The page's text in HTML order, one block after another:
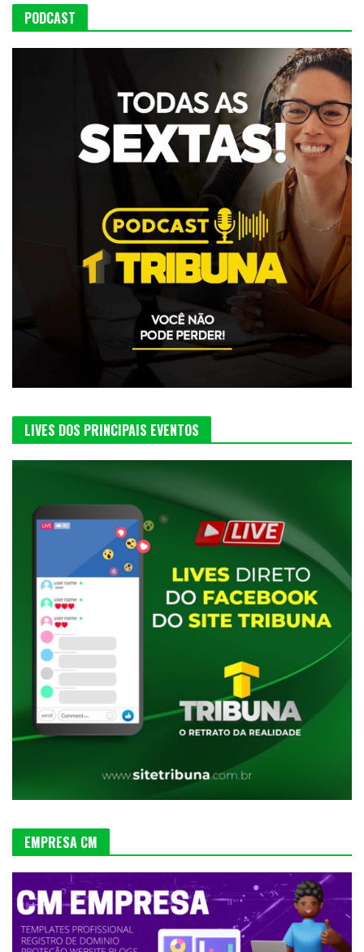
PODCAST
LIVES DOS PRINCIPAIS EVENTOS
EMPRESA CM